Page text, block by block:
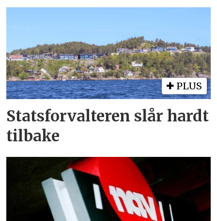
PLUS
Statsforvalteren slår hardt
tilbake